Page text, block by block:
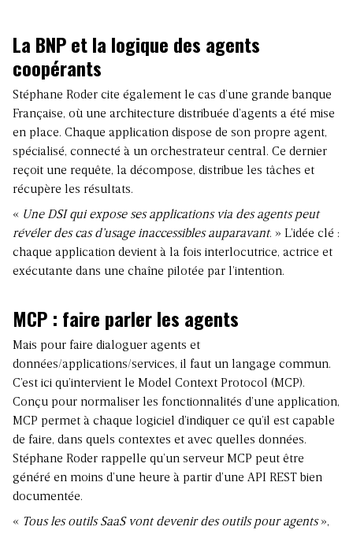
La BNP et la logique des agents
coopérants
Stéphane Roder cite également le cas d’une grande banque
Française, où une architecture distribuée d’agents a été mise
en place. Chaque application dispose de son propre agent,
spécialisé, connecté à un orchestrateur central. Ce dernier
reçoit une requête, la décompose, distribue les tâches et
récupère les résultats.
« Une DSI qui expose ses applications via des agents peut
révéler des cas d’usage inaccessibles auparavant. » L’idée clé :
chaque application devient à la fois interlocutrice, actrice et
exécutante dans une chaîne pilotée par l’intention.
MCP : faire parler les agents
Mais pour faire dialoguer agents et
données/applications/services, il faut un langage commun.
C’est ici qu’intervient le Model Context Protocol (MCP).
Conçu pour normaliser les fonctionnalités d’une application,
MCP permet à chaque logiciel d’indiquer ce qu’il est capable
de faire, dans quels contextes et avec quelles données.
Stéphane Roder rappelle qu’un serveur MCP peut être
généré en moins d’une heure à partir d’une API REST bien
documentée.
« Tous les outils SaaS vont devenir des outils pour agents»,